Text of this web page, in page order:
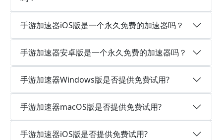
手游加速器iOS版是一个永久免费的加速器吗？
手游加速器安卓版是一个永久免费的加速器吗？
手游加速器Windows版是否提供免费试用?
手游加速器macOS版是否提供免费试用?
手游加速器iOS版是否提供免费试用?